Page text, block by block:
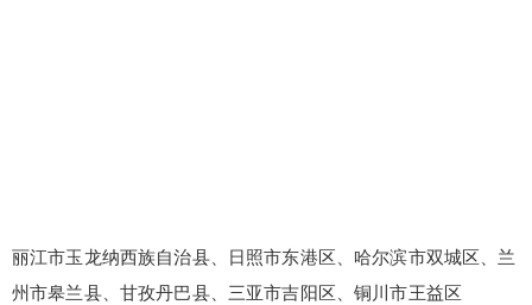
丽江市玉龙纳西族自治县、日照市东港区、哈尔滨市双城区、兰
州市皋兰县、甘孜丹巴县、三亚市吉阳区、铜川市王益区